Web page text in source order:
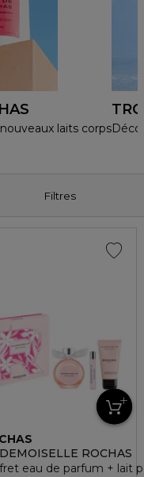
laits corps
Filtres
ROCHAS
eau de parfum + lait